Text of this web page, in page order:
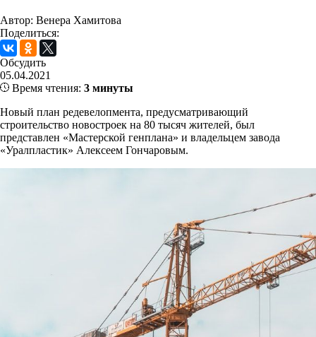
Автор: Венера Хамитова
Поделиться:
Обсудить
05.04.2021
Время чтения: 3 минуты
Новый план редевелопмента, предусматривающий
строительство новостроек на 80 тысяч жителей, был
представлен «Мастерской генплана» и владельцем завода
«Уралпластик» Алексеем Гончаровым.